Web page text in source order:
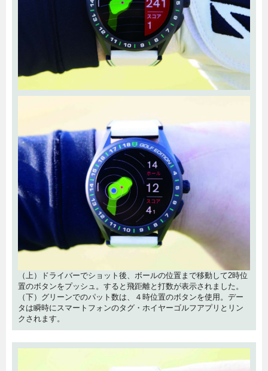
（上）ドライバーでショット後、ボールの位置まで移動して2時位
置のボタンをプッシュ。すると飛距離と打数が表示されました。
（下）グリーンでのパット数は、４時位置のボタンを使用。デー
タは瞬時にスマートフォンのタグ・ホイヤーゴルフアプリとリン
クされます。